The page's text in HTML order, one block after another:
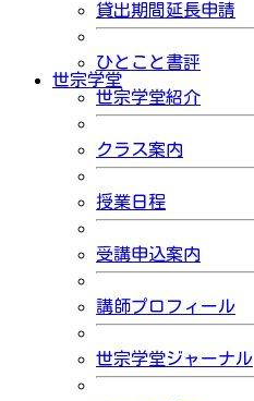
貸出期間延長申請
ひとこと書評
世宗学堂
世宗学堂紹介
クラス案内
授業日程
受講申込案内
講師プロフィール
世宗学堂ジャーナル